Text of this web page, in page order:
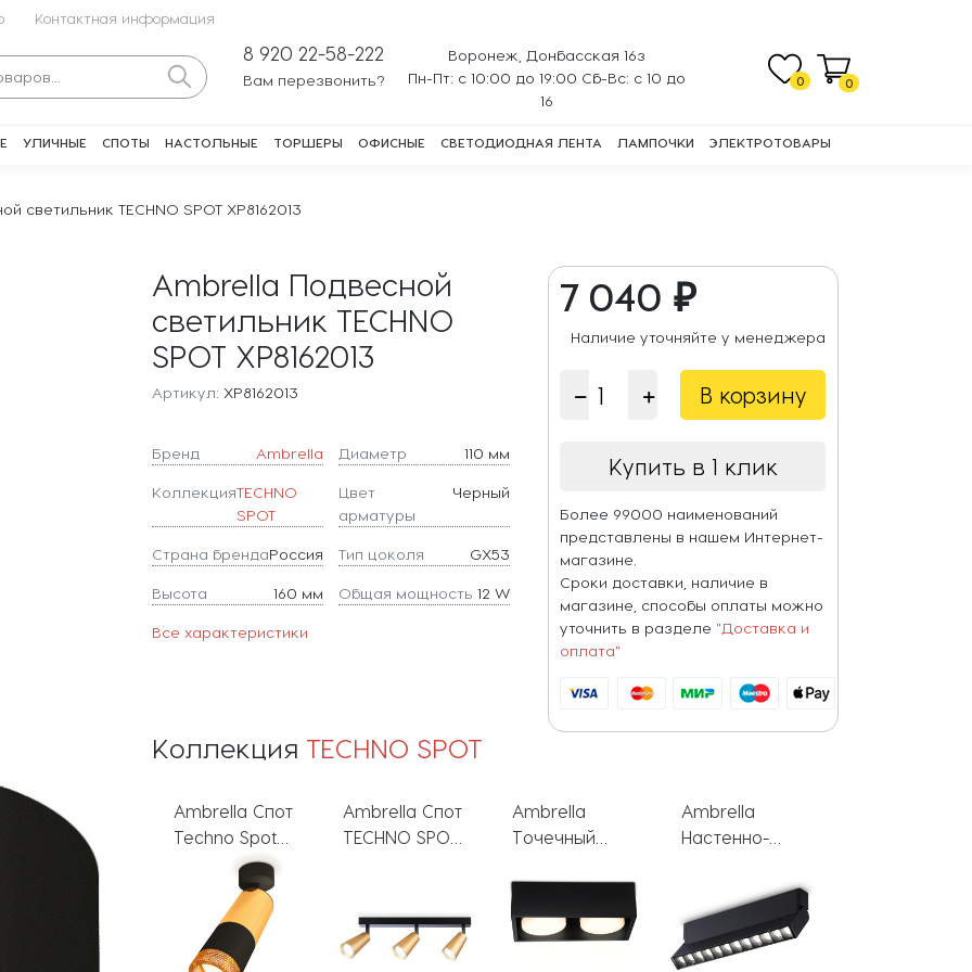
Контактная информация
8 920 22-58-222
Вам перезвонить?
Воронеж, Донбасская 16з
Пн-Пт: с 10:00 до 19:00 Сб-Вс: с 10 до
16
0 0
УЛИЧНЫЕ СПОТЫ НАСТОЛЬНЫЕ ТОРШЕРЫ ОФИСНЫЕ СВЕТОДИОДНАЯ ЛЕНТА ЛАМПОЧКИ ЭЛЕКТРОТОВАРЫ
светильник TECHNO SPOT XP8162013
Ambrella Подвесной
светильник TECHNO
SPOT XP8162013
Артикул: XP8162013
Бренд Ambrella
КоллекцияTECHNO
SPOT
Страна брендаРоссия
Высота 160 мм
Диаметр 110 мм
Цвет
арматуры
Черный
Тип цоколя GX53
Общая мощность 12 W
Все характеристики
7 040 ₽
Наличие уточняйте у менеджера
В корзину
Купить в 1 клик
Более 99000 наименований
представлены в нашем Интернет-
магазине.
Сроки доставки, наличие в
магазине, способы оплаты можно
уточнить в разделе "Доставка и
оплата"
Коллекция TECHNO SPOT
Ambrella Спот
Techno Spot
XM6302011
Ambrella Спот
TECHNO SPOT
Ambrella
Точечный
TN70829
Ambrella
Настенно-
светильник
Techno Spot
TA1829
Ambrella
Точечный
Techno Spot
XS8110002